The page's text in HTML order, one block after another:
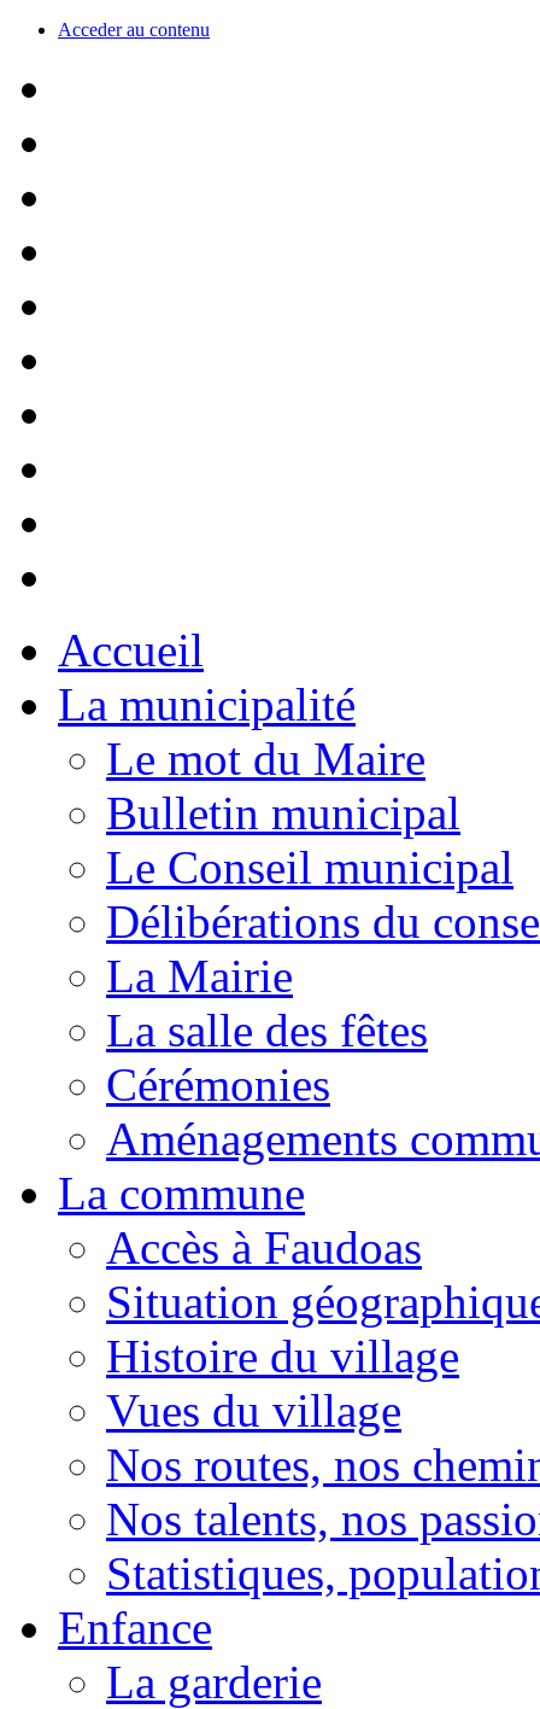
Acceder au contenu
Accueil
La municipalité
Le mot du Maire
Bulletin municipal
Le Conseil municipal
Délibérations du
La Mairie
La salle des fêtes
Cérémonies
Aménagements
La commune
Accès à Faudoas
Situation
Histoire du village
Vues du village
Nos routes, nos
Nos talents, nos
Statistiques,
Enfance
La garderie